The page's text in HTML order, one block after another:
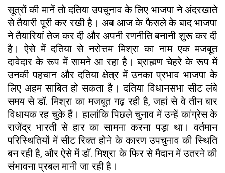
सूत्रों की मानें तो दतिया उपचुनाव के लिए भाजपा ने अंदरखाते
से तैयारी पूरी कर रखी है। अब आज के फैसले के बाद भाजपा
ने तैयारियां तेज कर दी और अपनी रणनीति बनानी शुरू कर दी
है। ऐसे में दतिया से नरोत्तम मिश्रा का नाम एक मजबूत
दावेदार के रूप में सामने आ रहा है। ब्राह्मण चेहरे के रूप में
उनकी पहचान और दतिया क्षेत्र में उनका प्रभाव भाजपा के
लिए अहम साबित हो सकता है। दतिया विधानसभा सीट लंबे
समय से डॉ. मिश्रा का मजबूत गढ़ रही है, जहां से वे तीन बार
विधायक रह चुके हैं। हालांकि पिछले चुनाव में उन्हें कांग्रेस के
राजेंद्र भारती से हार का सामना करना पड़ा था। वर्तमान
परिस्थितियों में सीट रिक्त होने के कारण उपचुनाव की स्थिति
बन रही है, और ऐसे में डॉ. मिश्रा के फिर से मैदान में उतरने की
संभावना प्रबल मानी जा रही है।